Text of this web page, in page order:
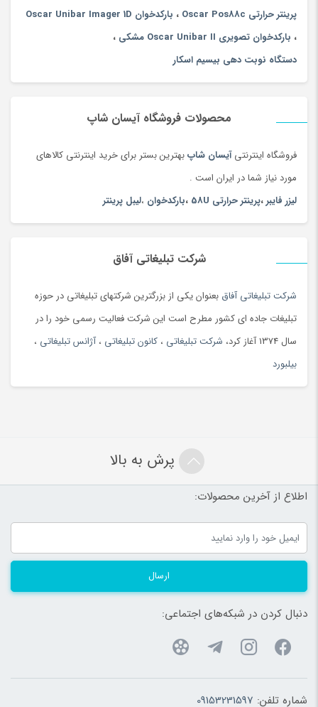
پرینتر حرارتی Oscar Pos88c
، بارکدخوان Oscar Unibar Imager 1D
، بارکدخوان تصویری Oscar Unibar II مشکی
،
دستگاه نوبت دهی بیسیم اسکار
محصولات فروشگاه آیسان شاپ
فروشگاه اینترنتیآیسان شاپبهترین بستر برای خرید اینترنتی کالاهای
مورد نیاز شما در ایران است .
لیزر فایبر،پرینتر حرارتی 58U ،بارکدخوان ،لیبل پرینتر
شرکت تبلیغاتی آفاق
شرکت تبلیغاتی آفاق بعنوان یکی از بزرگترین شرکتهای تبلیغاتی در حوزه
تبلیغات جاده ای کشور مطرح است این شرکت فعالیت رسمی خود را در
سال 1374 آغاز کرد،
شرکت تبلیغاتی ، کانون تبلیغاتی ،آژانس تبلیغاتی ،
بیلبورد
پرش به بالا
اطلاع از آخرین محصولات:
ارسال
دنبال کردن در شبکه‌های اجتماعی:
شماره تلفن: 09153231597